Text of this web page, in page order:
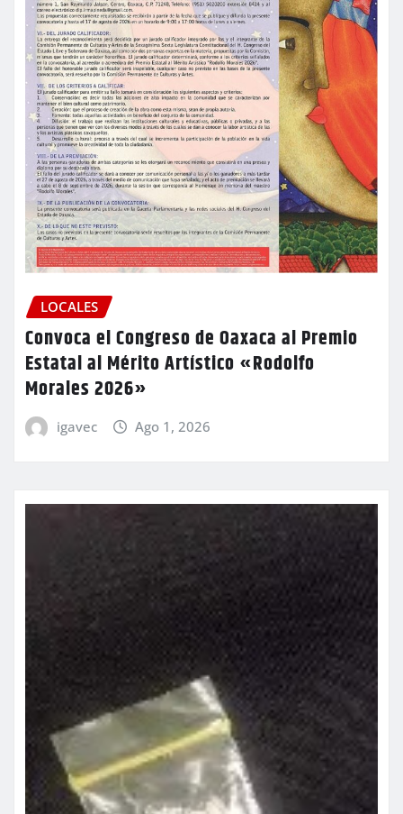
LOCALES
Convoca el Congreso de Oaxaca al Premio
Estatal al Mérito Artístico «Rodolfo
Morales 2026»
igavec Ago 1, 2026